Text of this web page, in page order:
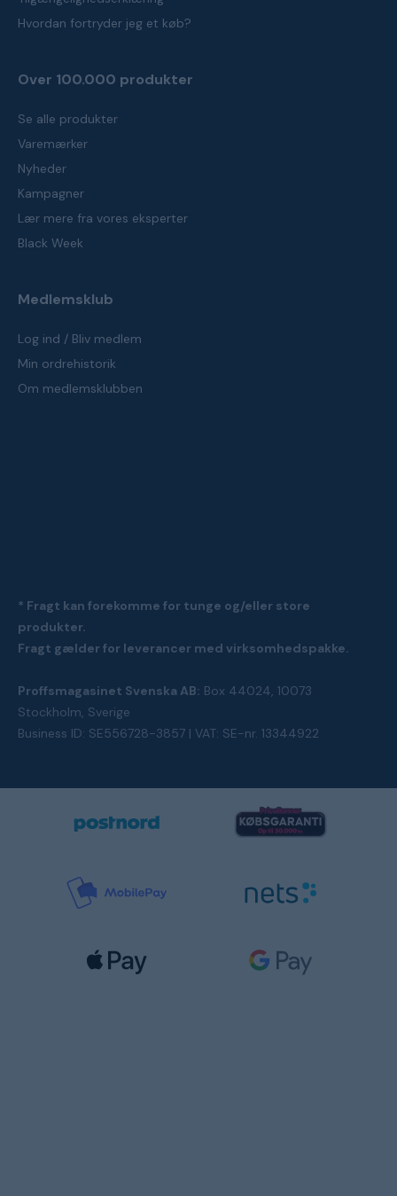
Hvordan fortryder jeg et køb?
Over 100.000 produkter
Se alle produkter
Varemærker
Nyheder
Kampagner
Lær mere fra vores eksperter
Black Week
Medlemsklub
Log ind / Bliv medlem
Min ordrehistorik
Om medlemsklubben
* Fragt kan forekomme for tunge og/eller store
produkter.
Fragt gælder for leverancer med virksomhedspakke.
Proffsmagasinet Svenska AB: Box 44024, 10073
Stockholm, Sverige
Business ID: SE556728-3857 | VAT: SE-nr. 13344922